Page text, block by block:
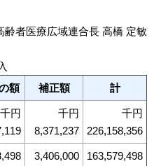
齢者医療広域連合長 高橋 定敏
額 補正額 計
千円
千円
8,371,237
千円
226,158,356
3,406,000 163,579,498